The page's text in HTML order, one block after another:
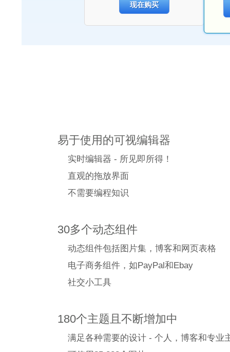
现在购买
易于使用的可视编辑器
实时编辑器 - 所见即所得！
直观的拖放界面
不需要编程知识
30多个动态组件
动态组件包括图片集，博客和网页表格
电子商务组件，如PayPal和Ebay
社交小工具
180个主题且不断增加中
满足各种需要的设计 - 个人，博客和专业